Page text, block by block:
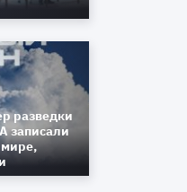
разведки
записали